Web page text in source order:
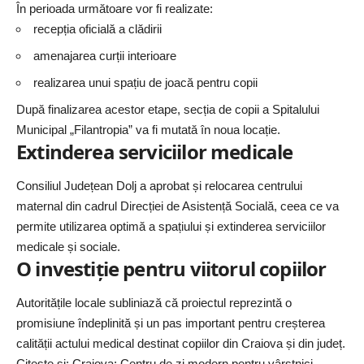
În perioada următoare vor fi realizate:
recepția oficială a clădirii
amenajarea curții interioare
realizarea unui spațiu de joacă pentru copii
După finalizarea acestor etape, secția de copii a Spitalului
Municipal „Filantropia” va fi mutată în noua locație.
Extinderea serviciilor medicale
Consiliul Județean Dolj a aprobat și relocarea centrului
maternal din cadrul Direcției de Asistență Socială, ceea ce va
permite utilizarea optimă a spațiului și extinderea serviciilor
medicale și sociale.
O investiție pentru viitorul copiilor
Autoritățile locale subliniază că proiectul reprezintă o
promisiune îndeplinită și un pas important pentru creșterea
calității actului medical destinat copiilor din Craiova și din județ.